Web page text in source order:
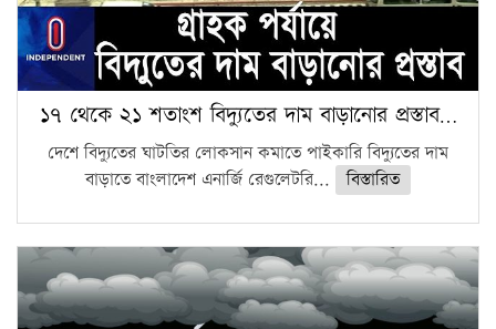
১৭ থেকে ২১ শতাংশ বিদ্যুতের দাম বাড়ানোর প্রস্তাব…
দেশে বিদ্যুতের ঘাটতির লোকসান কমাতে পাইকারি বিদ্যুতের দাম
বাড়াতে বাংলাদেশ এনার্জি রেগুলেটরি...
বিস্তারিত